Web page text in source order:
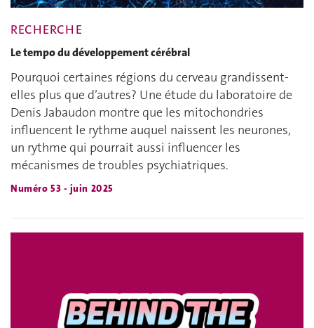
RECHERCHE
Le tempo du développement cérébral
Pourquoi certaines régions du cerveau grandissent-
elles plus que d’autres? Une étude du laboratoire de
Denis Jabaudon montre que les mitochondries
influencent le rythme auquel naissent les neurones,
un rythme qui pourrait aussi influencer les
mécanismes de troubles psychiatriques.
Numéro 53 - juin 2025